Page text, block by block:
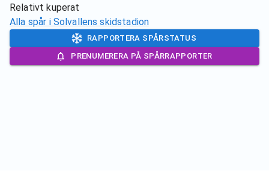
Relativt kuperat
Alla spår i Solvallens skidstadion
RAPPORTERA SPÅRSTATUS
PRENUMERERA PÅ SPÅRRAPPORTER